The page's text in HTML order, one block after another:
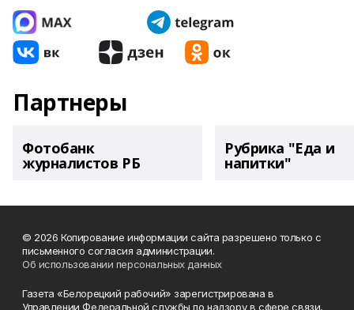
Партнеры
Фотобанк
журналистов РБ
Рубрика "Еда и
напитки"
© 2026 Копирование информации сайта разрешено только с
письменного согласия администрации.
Об использовании персональных данных
Газета «Белорецкий рабочий» зарегистрирована в
Управлении Федеральной службы по надзору в сфере связи,